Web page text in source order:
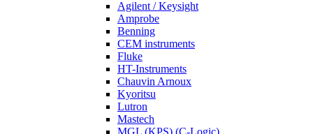
Agilent / Keysight
Amprobe
Benning
CEM instruments
Fluke
HT-Instruments
Chauvin Arnoux
Kyoritsu
Lutron
Mastech
MGL (KPS) (C-Logic)